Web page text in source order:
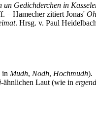
un Gedichderchen in
– Hamecher zitiert Jonas'
. Hrsg. v. Paul
in Mudh, Nodh, Hochmudh).
j-ähnlichen Laut (wie in ergend